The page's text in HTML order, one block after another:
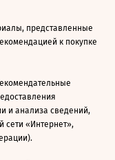
представленные
к покупке
и анализа сведений,
сети «Интернет»,